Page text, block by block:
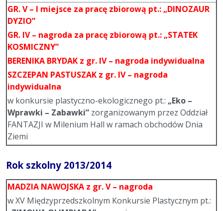
GR. V– I miejsce za pracę zbiorową pt.: „DINOZAUR
DYZIO”
GR. IV– nagroda za pracę zbiorową pt.: „STATEK
KOSMICZNY”
BERENIKA BRYDAK z gr. IV – nagroda indywidualna
SZCZEPAN PASTUSZAK z gr. IV – nagroda
indywidualna
w konkursie plastyczno-ekologicznego pt.: „Eko –
Wprawki – Zabawki” zorganizowanym przez Oddział
FANTAZJI w Milenium Hall w ramach obchodów Dnia
Ziemi
Rok szkolny 2013/2014
MADZIA NAWOJSKA z gr. V – nagroda
w XV Międzyprzedszkolnym Konkursie Plastycznym pt.: